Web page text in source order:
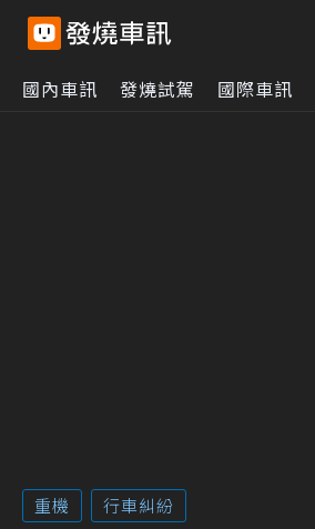
國內車訊 發燒試駕 國際車訊
重機 行車糾紛